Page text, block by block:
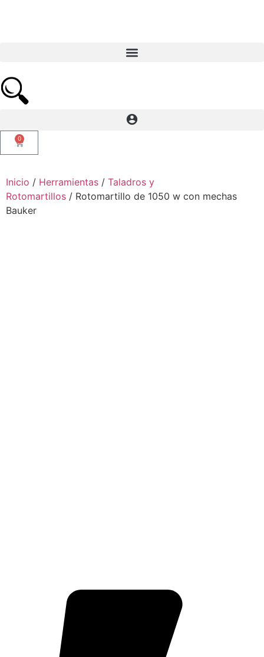
0
Inicio / Herramientas / Taladros y
Rotomartillos / Rotomartillo de 1050 w con mechas
Bauker